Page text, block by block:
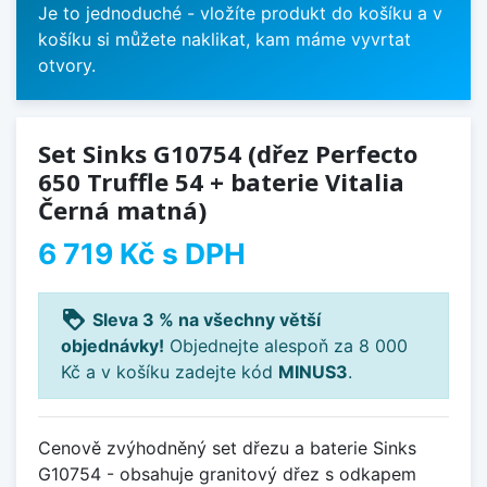
Je to jednoduché - vložíte produkt do košíku a v
košíku si můžete naklikat, kam máme vyvrtat
otvory.
Set Sinks G10754 (dřez Perfecto
650 Truffle 54 + baterie Vitalia
Černá matná)
6 719 Kč s DPH
loyalty Sleva 3 % na všechny větší
objednávky! Objednejte alespoň za 8 000
Kč a v košíku zadejte kód MINUS3.
Cenově zvýhodněný set dřezu a baterie Sinks
G10754 - obsahuje granitový dřez s odkapem